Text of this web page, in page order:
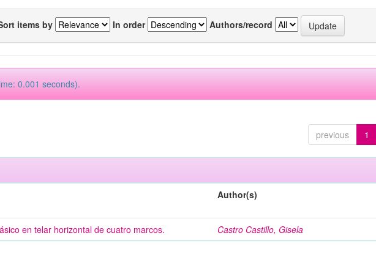
items by In order Authors/record
0.001 seconds).
previous 1
Author(s)
en telar horizontal de cuatro marcos. Castro Castillo, Gisela